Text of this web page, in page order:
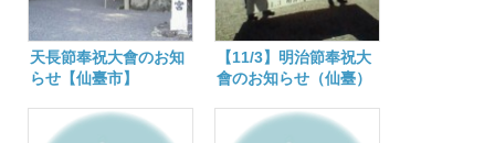
天長節奉祝大會のお知
らせ【仙臺市】
【11/3】明治節奉祝大
會のお知らせ（仙臺）